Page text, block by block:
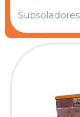
Subsoladores